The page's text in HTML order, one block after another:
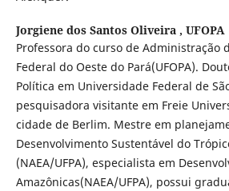
Jorgiene dos Santos Oliveira , UFOPA
Professora do curso de Administração
Federal do Oeste do Pará(UFOPA).
Política em Universidade Federal de
pesquisadora visitante em Freie
cidade de Berlim. Mestre em
Desenvolvimento Sustentável do
(NAEA/UFPA), especialista em
Amazônicas(NAEA/UFPA), possui